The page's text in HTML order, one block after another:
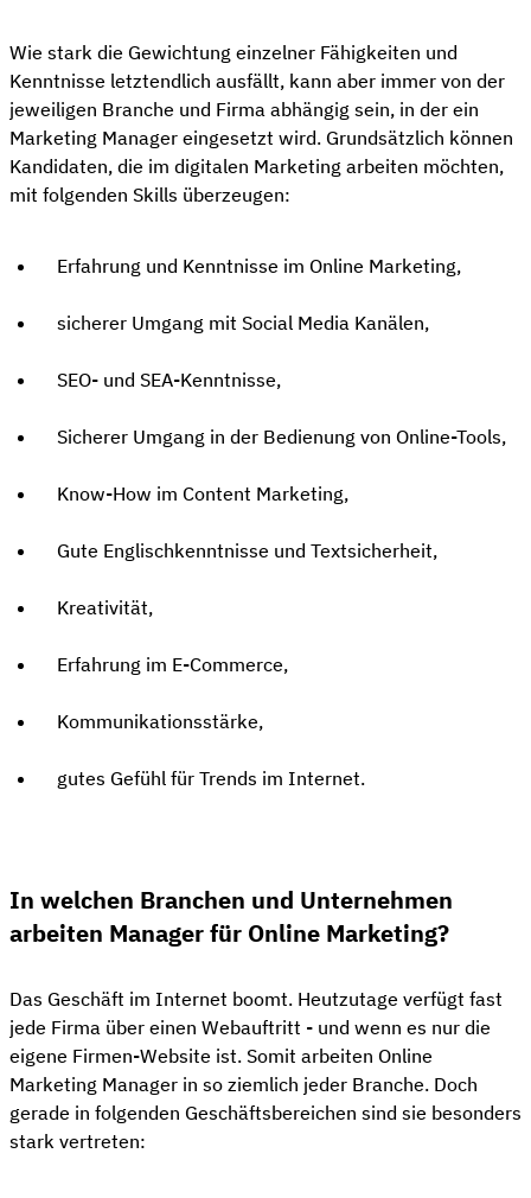
Wie stark die Gewichtung einzelner Fähigkeiten und
Kenntnisse letztendlich ausfällt, kann aber immer von der
jeweiligen Branche und Firma abhängig sein, in der ein
Marketing Manager eingesetzt wird. Grundsätzlich können
Kandidaten, die im digitalen Marketing arbeiten möchten,
mit folgenden Skills überzeugen:
Erfahrung und Kenntnisse im Online Marketing,
sicherer Umgang mit Social Media Kanälen,
SEO- und SEA-Kenntnisse,
Sicherer Umgang in der Bedienung von Online-Tools,
Know-How im Content Marketing,
Gute Englischkenntnisse und Textsicherheit,
Kreativität,
Erfahrung im E-Commerce,
Kommunikationsstärke,
gutes Gefühl für Trends im Internet.
In welchen Branchen und Unternehmen
arbeiten Manager für Online Marketing?
Das Geschäft im Internet boomt. Heutzutage verfügt fast
jede Firma über einen Webauftritt - und wenn es nur die
eigene Firmen-Website ist. Somit arbeiten Online
Marketing Manager in so ziemlich jeder Branche. Doch
gerade in folgenden Geschäftsbereichen sind sie besonders
stark vertreten: